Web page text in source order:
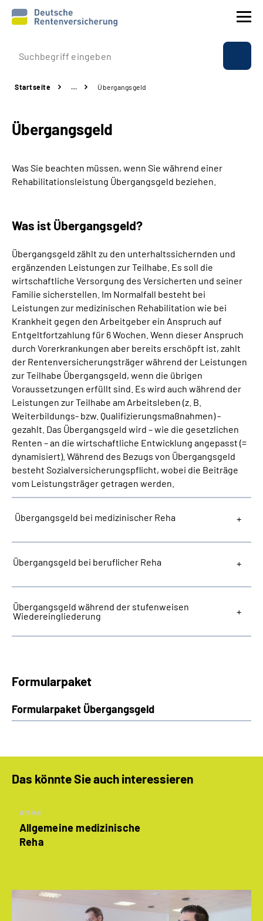
Prävention
Rente
Beratung & Kontakt
Über uns & Presse
Online-Services
Suche
Language
Inhalte in Gebärdensprache (DGS)
Leichte Sprache
Mein Kundenportal
Startseite … Übergangsgeld
Übergangsgeld
Was Sie beachten müssen, wenn Sie während einer
Rehabilitationsleistung Übergangsgeld beziehen.
Was ist Übergangsgeld?
Übergangsgeld zählt zu den unterhaltssichernden und
ergänzenden Leistungen zur Teilhabe. Es soll die
wirtschaftliche Versorgung des Versicherten und seiner
Familie sicherstellen. Im Normalfall besteht bei
Leistungen zur medizinischen Rehabilitation wie bei
Krankheit gegen den Arbeitgeber ein Anspruch auf
Entgeltfortzahlung für 6 Wochen. Wenn dieser Anspruch
durch Vorerkrankungen aber bereits erschöpft ist, zahlt
der Rentenversicherungsträger während der Leistungen
zur Teilhabe Übergangsgeld, wenn die übrigen
Voraussetzungen erfüllt sind. Es wird auch während der
Leistungen zur Teilhabe am Arbeitsleben (z. B.
Weiterbildungs- bzw. Qualifizierungsmaßnahmen) -
gezahlt. Das Übergangsgeld wird – wie die gesetzlichen
Renten – an die wirtschaftliche Entwicklung angepasst (=
dynamisiert). Während des Bezugs von Übergangsgeld
besteht Sozialversicherungspflicht, wobei die Beiträge
vom Leistungsträger getragen werden.
Übergangsgeld bei medizinischer Reha
Übergangsgeld bei beruflicher Reha
Übergangsgeld während der stufenweisen
Wiedereingliederung
Formularpaket
Formularpaket Übergangsgeld
Das könnte Sie auch interessieren
Artikel
Allgemeine medizinische
Reha